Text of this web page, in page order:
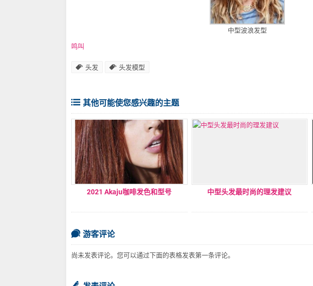
中型波浪发型
鸣叫
头发 头发模型
其他可能使您感兴趣的主题
2021 Akaju咖啡发色和型号 中型头发最时尚的理发建议
游客评论
尚未发表评论。您可以通过下面的表格发表第一条评论。